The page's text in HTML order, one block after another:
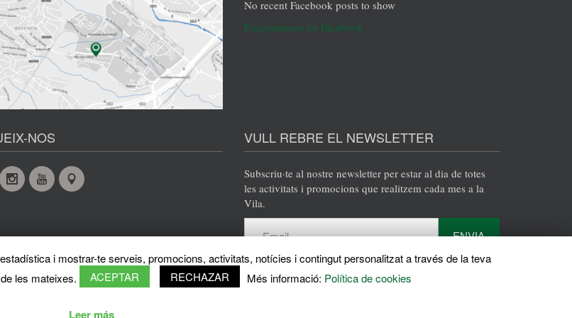
No recent Facebook posts to show
Encuéntranos en Facebook
NOS
Instagram
YouTubeMaps
VULL REBRE EL NEWSLETTER
Subscriu·te al nostre newsletter per estar al dia de totes
les activitats i promocions que realitzem cada mes a la
Vila.
ENVIA
i mostrar-te serveis, promocions, activitats, notícies i contingut personalitzat a través de la teva
les mateixes.
ACEPTAR RECHAZAR Més informació: Política de cookies
Leer más